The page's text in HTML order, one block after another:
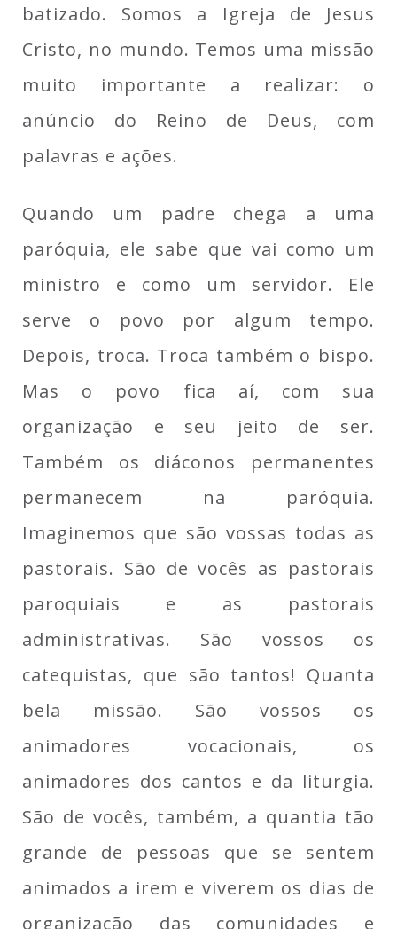
batizado. Somos a Igreja de Jesus
Cristo, no mundo. Temos uma missão
muito importante a realizar: o
anúncio do Reino de Deus, com
palavras e ações.
Quando um padre chega a uma
paróquia, ele sabe que vai como um
ministro e como um servidor. Ele
serve o povo por algum tempo.
Depois, troca. Troca também o bispo.
Mas o povo fica aí, com sua
organização e seu jeito de ser.
Também os diáconos permanentes
permanecem na paróquia.
Imaginemos que são vossas todas as
pastorais. São de vocês as pastorais
paroquiais e as pastorais
administrativas. São vossos os
catequistas, que são tantos! Quanta
bela missão. São vossos os
animadores vocacionais, os
animadores dos cantos e da liturgia.
São de vocês, também, a quantia tão
grande de pessoas que se sentem
animados a irem e viverem os dias de
organização das comunidades e